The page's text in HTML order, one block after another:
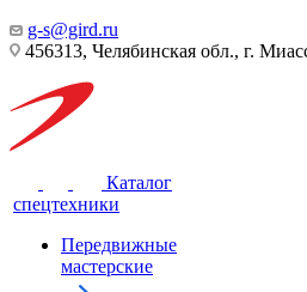
g-s@gird.ru
456313, Челябинская обл., г.
Каталог
спецтехники
Передвижные
мастерские